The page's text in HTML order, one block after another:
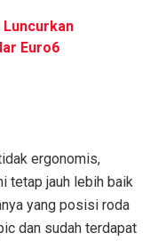
Euro6
ergonomis,
tetap jauh lebih baik
yang posisi roda
dan sudah terdapat